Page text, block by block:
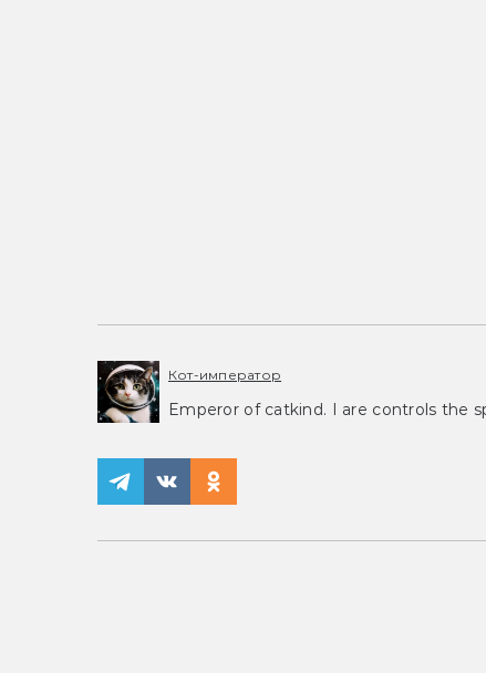
Кот-император
Emperor of catkind. I are controls the